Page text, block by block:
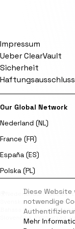
Impressum
Ueber ClearVault
Sicherheit
Haftungsausschluss
Our Global Network
Nederland (NL)
France (FR)
España (ES)
Polska (PL)
Nederlands Français ·
Svenska ·Dansk ·Norsk ·
Bahasa Indonesia ·Tiếng
Slovenčina
· Українська ·
Diese
notwendige
Mehr